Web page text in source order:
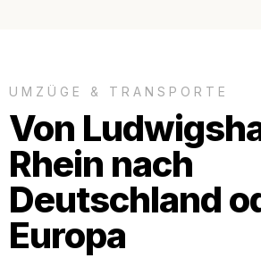
UMZÜGE & TRANSPORTE
Von
Rhein nach
Deutschland
Europa